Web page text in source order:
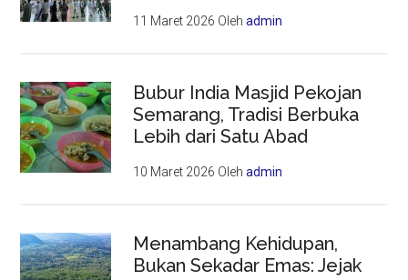
11 Maret 2026 Olehadmin
Bubur India Masjid Pekojan
Semarang, Tradisi Berbuka
Lebih dari Satu Abad
10 Maret 2026 Olehadmin
Menambang Kehidupan,
Bukan Sekadar Emas: Jejak